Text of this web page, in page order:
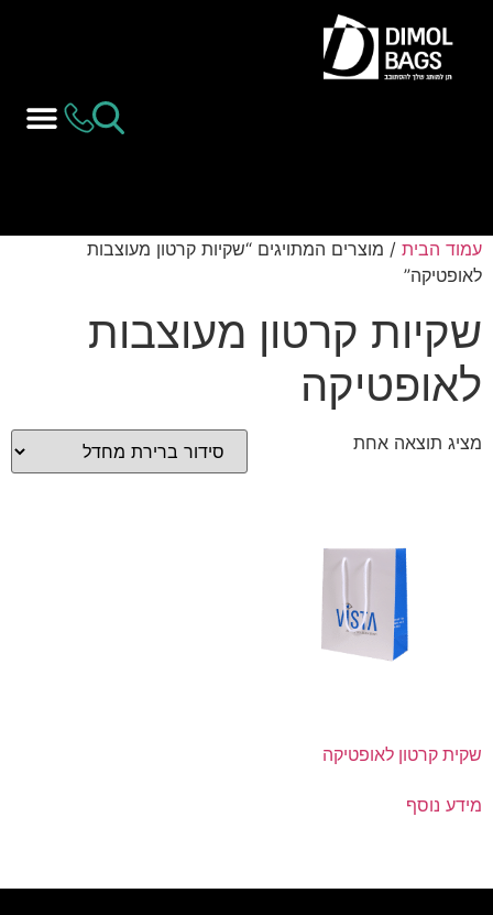
עמוד הבית / מוצרים המתויגים “שקיות קרטון מעוצבות
לאופטיקה”
שקיות קרטון מעוצבות
לאופטיקה
מציג תוצאה אחת
שקית קרטון לאופטיקה
מידע נוסף